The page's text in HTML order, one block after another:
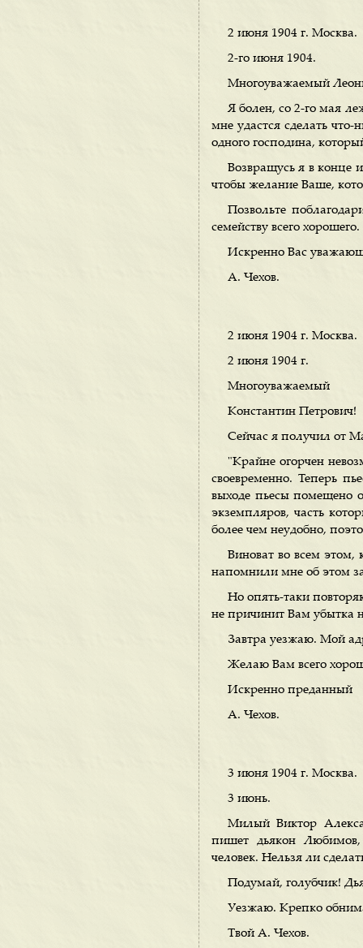
2 июня 1904 г. Москва.
2-го июня 1904.
Многоуважаемый
Я болен, со 2-го мая
мне удастся сделать
одного господина,
Возвращусь я в конце
чтобы желание Ваше,
Позвольте
семейству всего хорошего.
Искренно Вас
А. Чехов.
2 июня 1904 г. Москва.
2 июня 1904 г.
Многоуважаемый
Константин Петрович!
Сейчас я получил от
"Крайне огорчен
своевременно. Теперь
выходе пьесы помещено
экземпляров, часть
более чем неудобно,
Виноват во всем этом,
напомнили мне об этом
Но опять-таки
не причинит Вам убытка
Завтра уезжаю. Мой
Желаю Вам всего
Искренно преданный
А. Чехов.
3 июня 1904 г. Москва.
3 июнь.
Милый Виктор
пишет дьякон Любимов,
человек. Нельзя ли
Подумай, голубчик!
Уезжаю. Крепко
Твой А. Чехов.